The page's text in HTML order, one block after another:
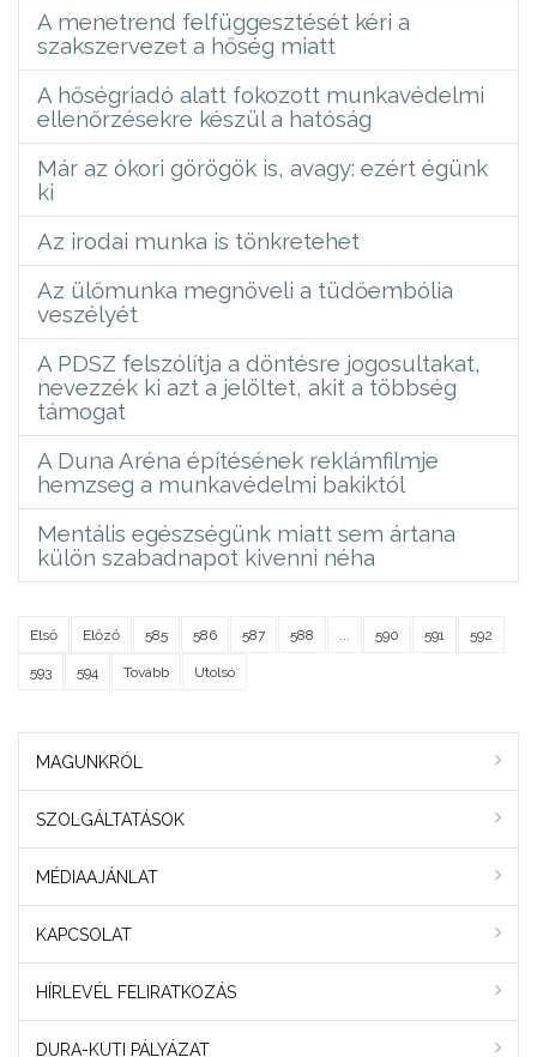
A menetrend felfüggesztését kéri a
szakszervezet a hőség miatt
A hőségriadó alatt fokozott munkavédelmi
ellenőrzésekre készül a hatóság
Már az ókori görögök is, avagy: ezért égünk
ki
Az irodai munka is tönkretehet
Az ülőmunka megnöveli a tüdőembólia
veszélyét
A PDSZ felszólítja a döntésre jogosultakat,
nevezzék ki azt a jelöltet, akit a többség
támogat
A Duna Aréna építésének reklámfilmje
hemzseg a munkavédelmi bakiktól
Mentális egészségünk miatt sem ártana
külön szabadnapot kivenni néha
Első Előző 585 586 587 588 590 591 592
593 594 Tovább Utolsó
MAGUNKRÓL
SZOLGÁLTATÁSOK
MÉDIAAJÁNLAT
KAPCSOLAT
HÍRLEVÉL FELIRATKOZÁS
DURA-KUTI PÁLYÁZAT